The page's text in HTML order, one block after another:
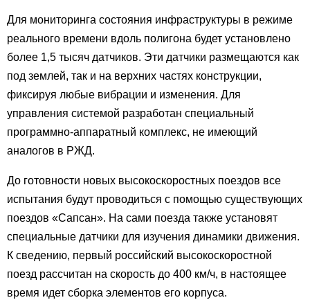
Для мониторинга состояния инфраструктуры в режиме
реального времени вдоль полигона будет установлено
более 1,5 тысяч датчиков. Эти датчики размещаются как
под землей, так и на верхних частях конструкции,
фиксируя любые вибрации и изменения. Для
управления системой разработан специальный
программно-аппаратный комплекс, не имеющий
аналогов в РЖД.
До готовности новых высокоскоростных поездов все
испытания будут проводиться с помощью существующих
поездов «Сапсан». На сами поезда также установят
специальные датчики для изучения динамики движения.
К сведению, первый российский высокоскоростной
поезд рассчитан на скорость до 400 км/ч, в настоящее
время идет сборка элементов его корпуса.